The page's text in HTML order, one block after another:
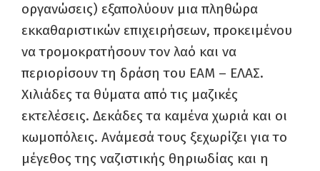
οργανώσεις) εξαπολύουν μια πληθώρα
εκκαθαριστικών επιχειρήσεων, προκειμένου
να τρομοκρατήσουν τον λαό και να
περιορίσουν τη δράση του ΕΑΜ – ΕΛΑΣ.
Χιλιάδες τα θύματα από τις μαζικές
εκτελέσεις. Δεκάδες τα καμένα χωριά και οι
κωμοπόλεις. Ανάμεσά τους ξεχωρίζει για το
μέγεθος της ναζιστικής θηριωδίας και η